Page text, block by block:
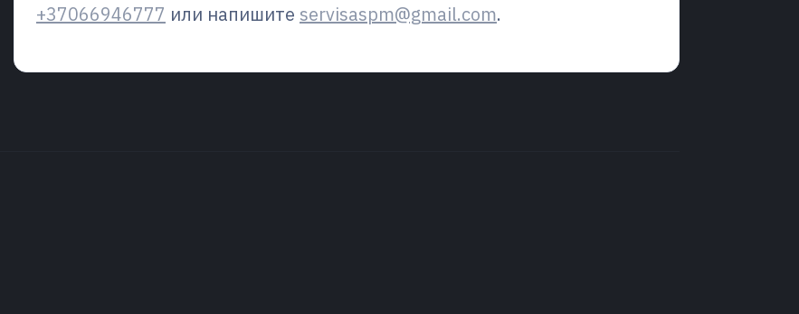
+37066946777 или напишите servisaspm@gmail.com.